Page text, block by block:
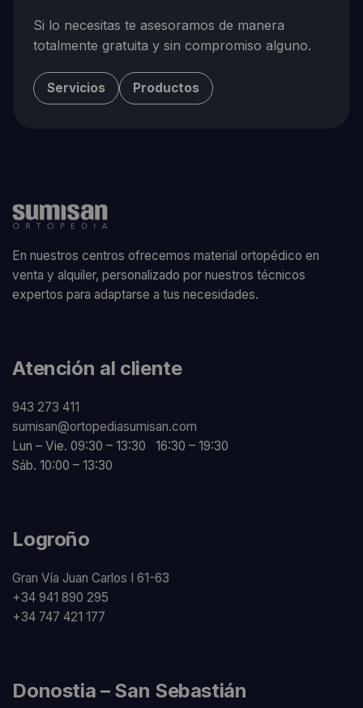
Si lo necesitas te asesoramos de manera
totalmente gratuita y sin compromiso alguno.
Servicios Productos
En nuestros centros ofrecemos material ortopédico en
venta y alquiler, personalizado por nuestros técnicos
expertos para adaptarse a tus necesidades.
Atención al cliente
943 273 411
sumisan@ortopediasumisan.com
Lun – Vie. 09:30 – 13:30 16:30 – 19:30
Sáb. 10:00 – 13:30
Logroño
Gran Vía Juan Carlos I 61-63
+34 941 890 295
+34 747 421 177
Donostia – San Sebastián